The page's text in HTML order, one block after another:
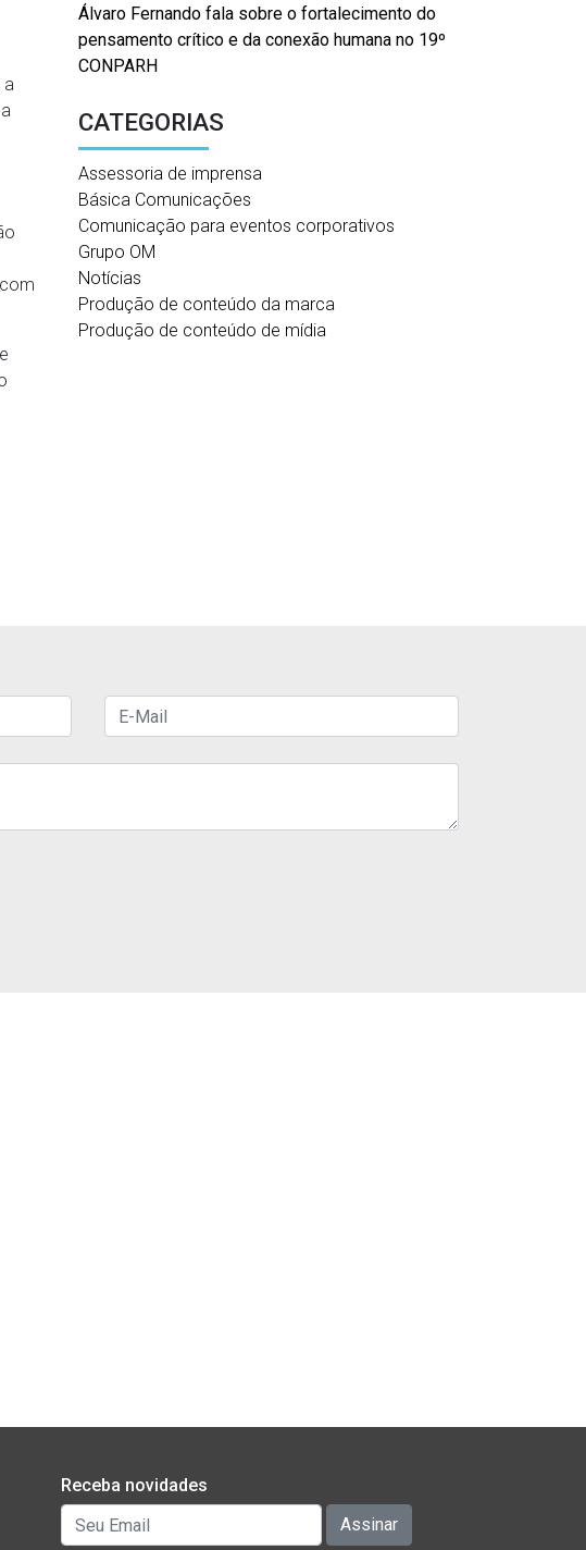
a
Álvaro Fernando fala sobre o fortalecimento do
pensamento crítico e da conexão humana no 19º
CONPARH
CATEGORIAS
Assessoria de imprensa
Básica Comunicações
Comunicação para eventos corporativos
Grupo OM
Notícias
Produção de conteúdo da marca
Produção de conteúdo de mídia
Receba novidades